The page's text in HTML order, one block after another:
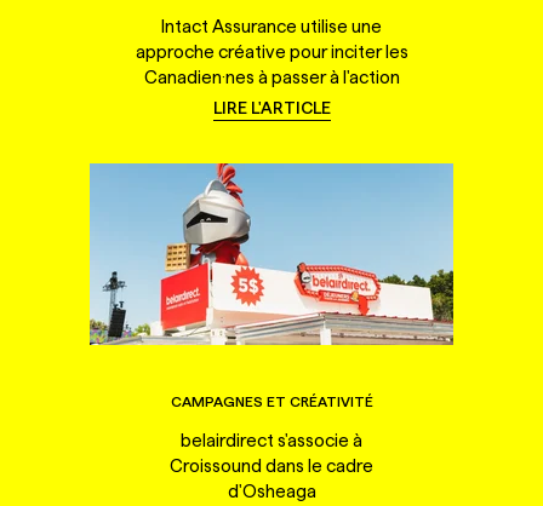
Intact Assurance utilise une
approche créative pour inciter les
Canadien·nes à passer à l'action
LIRE L'ARTICLE
CAMPAGNES ET CRÉATIVITÉ
belairdirect s'associe à
Croissound dans le cadre
d'Osheaga